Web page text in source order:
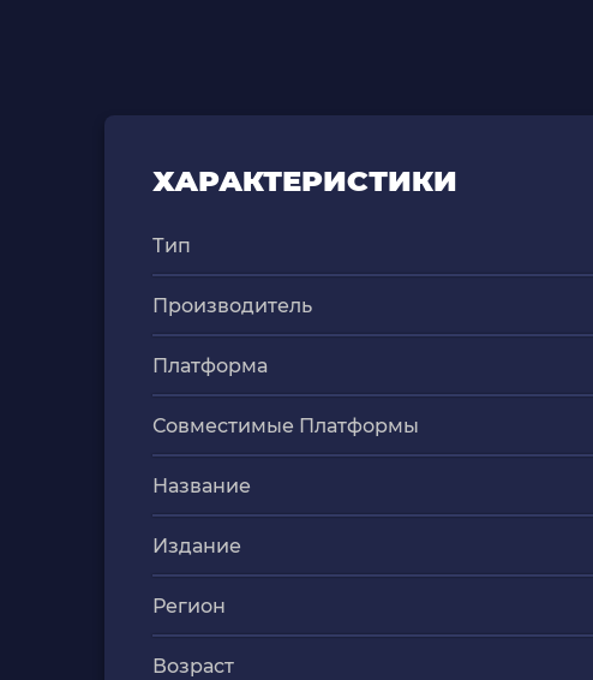
ХАРАКТЕРИСТИКИ
Тип
Производитель
Платформа
Совместимые Платформы
Название
Издание
Регион
Возраст